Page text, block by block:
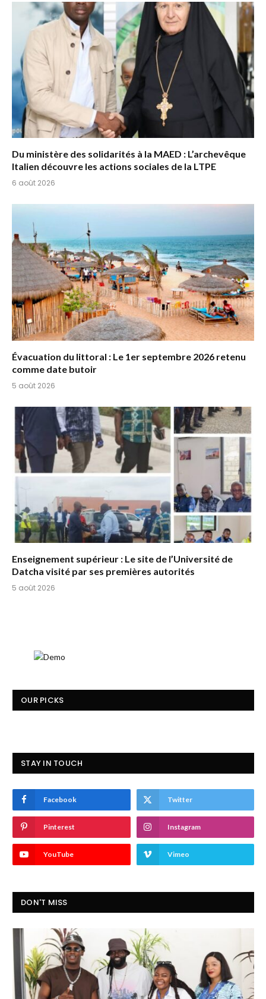
Du ministère des solidarités à la MAED : L’archevêque
Italien découvre les actions sociales de la LTPE
6 août 2026
Évacuation du littoral : Le 1er septembre 2026 retenu
comme date butoir
5 août 2026
Enseignement supérieur : Le site de l’Université de
Datcha visité par ses premières autorités
5 août 2026
OUR PICKS
STAY IN TOUCH
Facebook Twitter
Pinterest Instagram
YouTube Vimeo
DON'T MISS